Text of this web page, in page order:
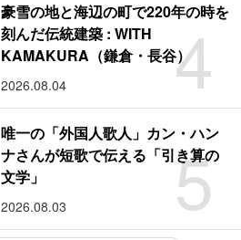
4
豪雪の地と海辺の町で220年の時を
刻んだ伝統建築 : WITH
KAMAKURA（鎌倉・長谷）
2026.08.04
5
唯一の「外国人歌人」カン・ハン
ナさんが短歌で伝える「引き算の
文学」
2026.08.03